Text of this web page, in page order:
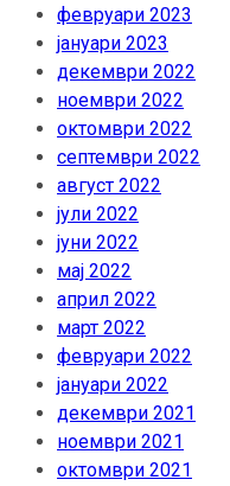
февруари 2023
јануари 2023
декември 2022
ноември 2022
октомври 2022
септември 2022
август 2022
јули 2022
јуни 2022
мај 2022
април 2022
март 2022
февруари 2022
јануари 2022
декември 2021
ноември 2021
октомври 2021